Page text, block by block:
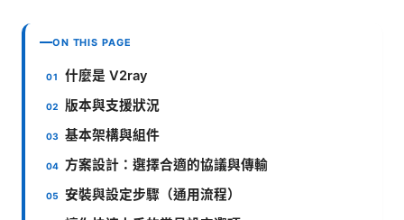
ON THIS PAGE
什麼是 V2ray
版本與支援狀況
基本架構與組件
方案設計：選擇合適的協議與傳輸
安裝與設定步驟（通用流程）